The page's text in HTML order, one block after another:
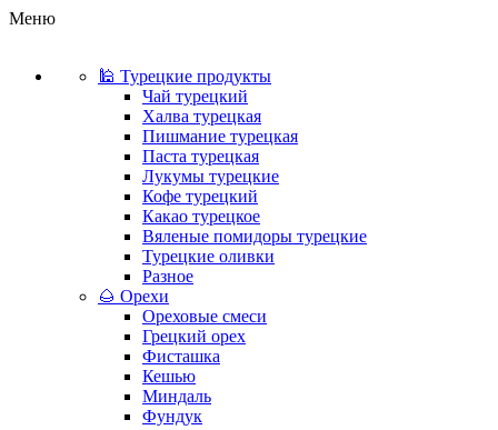
Меню
🕌 Турецкие продукты
Чай турецкий
Халва турецкая
Пишмание турецкая
Паста турецкая
Лукумы турецкие
Кофе турецкий
Какао турецкое
Вяленые помидоры турецкие
Турецкие оливки
Разное
🌰 Орехи
Ореховые смеси
Грецкий орех
Фисташка
Кешью
Миндаль
Фундук